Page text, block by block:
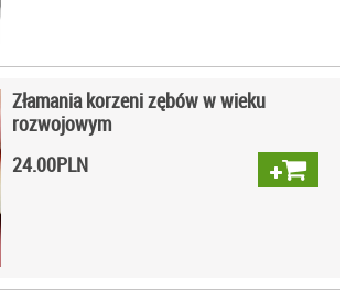
Złamania korzeni zębów w wieku
rozwojowym
24.00PLN